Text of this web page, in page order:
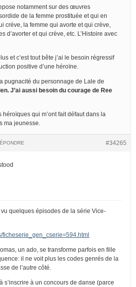
notamment sur des œuvres
de la femme prostituée et qui en
crève, la femme qui avorte et qui crève,
d’avorter et qui crève, etc. L’Histoire avec
et c’est tout bête j’ai le besoin régressif
positive d’une héroïne.
pugnacité du personnage de Lale de
J’ai aussi besoin du courage de Ree
héroïques qui m’ont fait défaut dans la
ma jeunesse.
#34265
quelques épisodes de la série Vice-
ficheserie_gen_cserie=594.html
un ado, se transforme parfois en fille
il ne voit plus les codes genrés de la
de l’autre côté.
s’inscrire à un concours de danse (parce